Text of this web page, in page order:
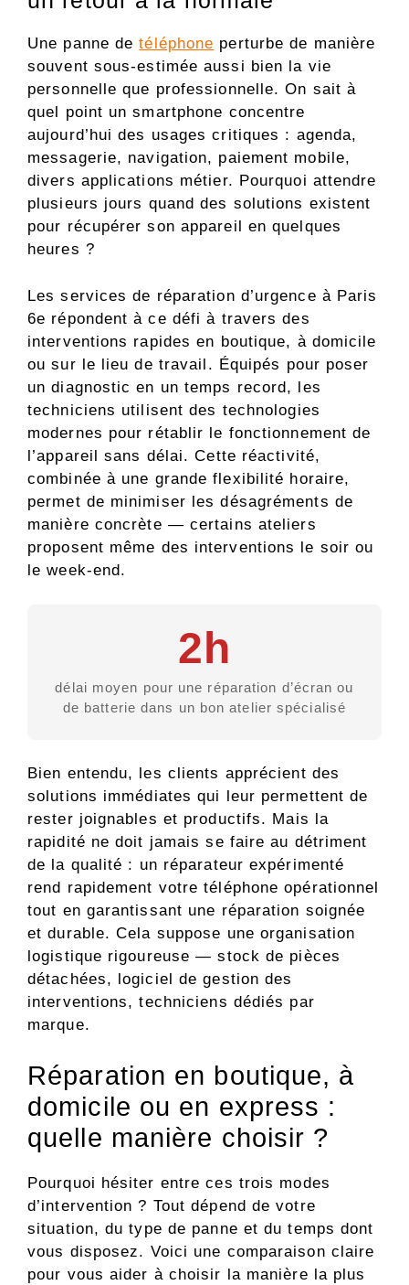
Une panne detéléphone perturbe de manière
souvent sous-estimée aussi bien la vie
personnelle que professionnelle. On sait à
quel point un smartphone concentre
aujourd’hui des usages critiques : agenda,
messagerie, navigation, paiement mobile,
divers applications métier. Pourquoi attendre
plusieurs jours quand des solutions existent
pour récupérer son appareil en quelques
heures ?
Les services de réparation d’urgence à Paris
6e répondent à ce défi à travers des
interventions rapides en boutique, à domicile
ou sur le lieu de travail. Équipés pour poser
un diagnostic en un temps record, les
techniciens utilisent des technologies
modernes pour rétablir le fonctionnement de
l’appareil sans délai. Cette réactivité,
combinée à une grande flexibilité horaire,
permet de minimiser les désagréments de
manière concrète — certains ateliers
proposent même des interventions le soir ou
le week-end.
2h
délai moyen pour une réparation d’écran ou
de batterie dans un bon atelier spécialisé
Bien entendu, les clients apprécient des
solutions immédiates qui leur permettent de
rester joignables et productifs. Mais la
rapidité ne doit jamais se faire au détriment
de la qualité : un réparateur expérimenté
rend rapidement votre téléphone opérationnel
tout en garantissant une réparation soignée
et durable. Cela suppose une organisation
logistique rigoureuse — stock de pièces
détachées, logiciel de gestion des
interventions, techniciens dédiés par
marque.
Réparation en boutique, à
domicile ou en express :
quelle manière choisir ?
Pourquoi hésiter entre ces trois modes
d’intervention ? Tout dépend de votre
situation, du type de panne et du temps dont
vous disposez. Voici une comparaison claire
pour vous aider à choisir la manière la plus